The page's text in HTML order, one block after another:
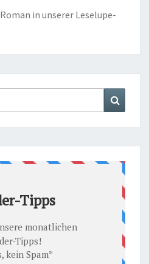
in unserer Leselupe-